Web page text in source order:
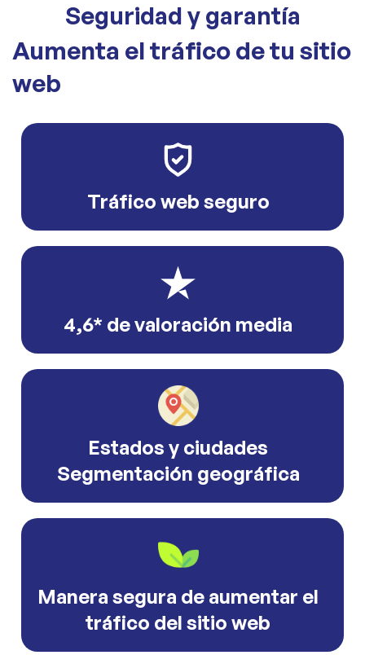
Seguridad y garantía
Aumenta el tráfico de tu sitio
web
Tráfico web seguro
4,6* de valoración media
Estados y ciudades
Segmentación geográfica
Manera segura de aumentar el
tráfico del sitio web